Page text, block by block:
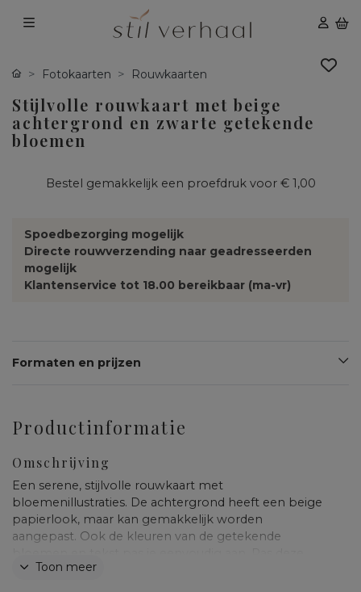
Fotokaarten Rouwkaarten
Stijlvolle rouwkaart met beige
achtergrond en zwarte getekende
bloemen
Bestel gemakkelijk een proefdruk voor € 1,00
Spoedbezorging mogelijk
Directe rouwverzending naar geadresseerden
mogelijk
Klantenservice tot 18.00 bereikbaar (ma-vr)
Formaten en prijzen
Productinformatie
Omschrijving
Een serene, stijlvolle rouwkaart met
bloemenillustraties. De achtergrond heeft een beige
papierlook, maar kan gemakkelijk worden
aangepast. Ook de kleuren van de getekende
rouwkaart dus eenvoudig aan, zodat het helemaal bij
Toon meer